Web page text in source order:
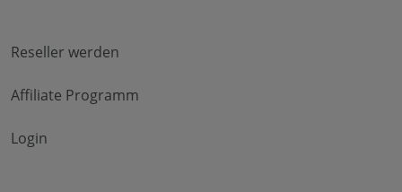
Reseller werden
Affiliate Programm
Login